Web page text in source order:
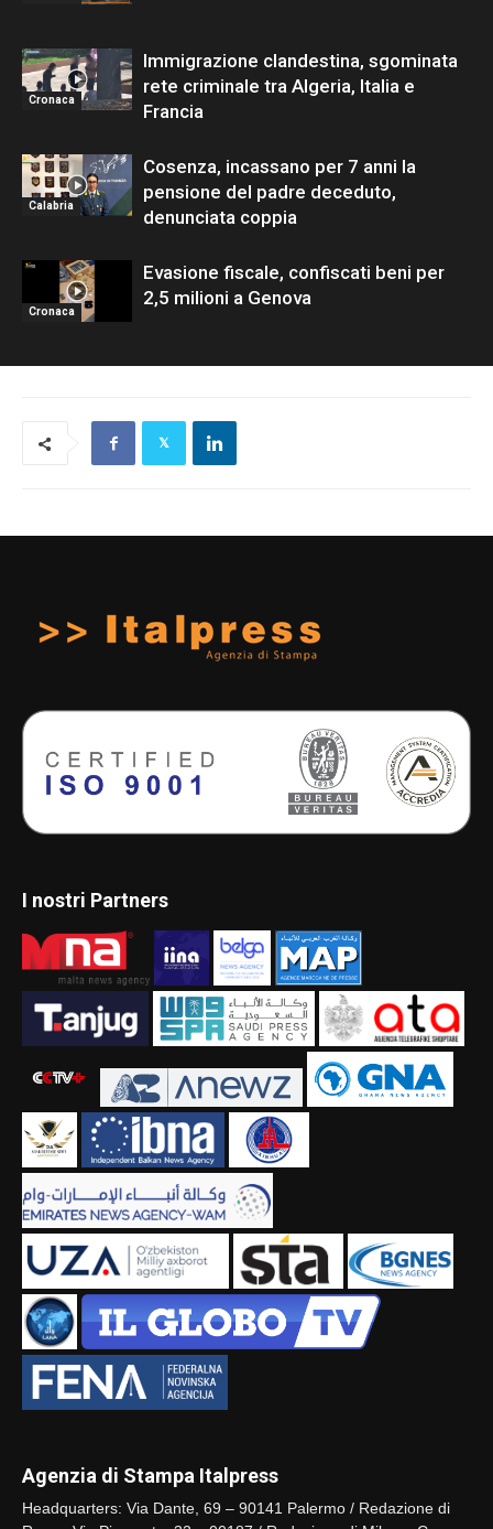
Cronaca
Immigrazione clandestina, sgominata
rete criminale tra Algeria, Italia e
Francia
Calabria
Cosenza, incassano per 7 anni la
pensione del padre deceduto,
denunciata coppia
Cronaca
Evasione fiscale, confiscati beni per
2,5 milioni a Genova
I nostri Partners
Agenzia di Stampa Italpress
Headquarters: Via Dante, 69 – 90141 Palermo / Redazione di